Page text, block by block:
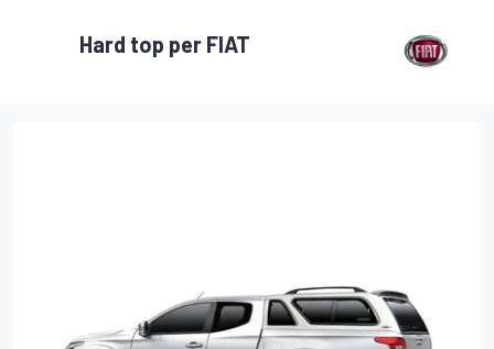
Hard top per FIAT